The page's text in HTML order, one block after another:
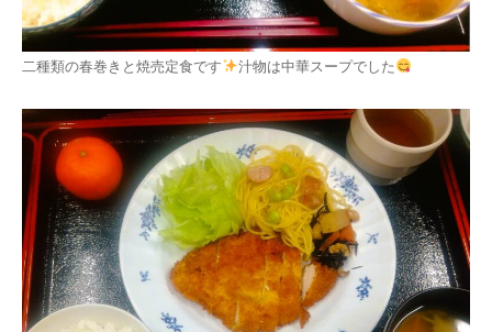
二種類の春巻きと焼売定食です 汁物は中華スープでした